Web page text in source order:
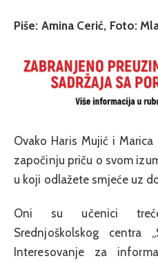
Piše: Amina Cerić, Foto:
Ovako Haris Mujić i
započinju priču o svom
u koji odlažete smjeće uz
Oni su učenici
Srednjoškolskog centra
Interesovanje za